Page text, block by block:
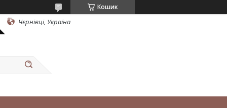
Кошик
Чернівці, Україна